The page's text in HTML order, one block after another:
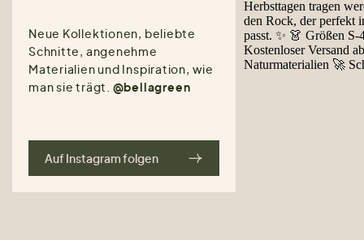
Neue Kollektionen, beliebte
Schnitte, angenehme
Materialien und Inspiration, wie
man sie trägt. @bellagreen
Auf Instagram folgen